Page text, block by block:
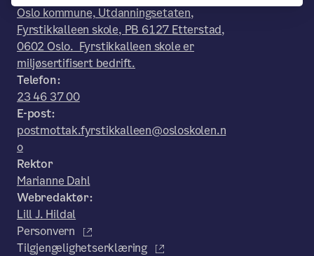
Oslo kommune, Utdanningsetaten,
Fyrstikkalleen skole, PB 6127 Etterstad,
0602 Oslo. Fyrstikkalleen skole er
miljøsertifisert bedrift.
Telefon:
23 46 37 00
E-post:
postmottak.fyrstikkalleen@osloskolen.n
o
Rektor
Marianne Dahl
Webredaktør:
Lill J. Hildal
Personvern
Tilgjengelighetserklæring